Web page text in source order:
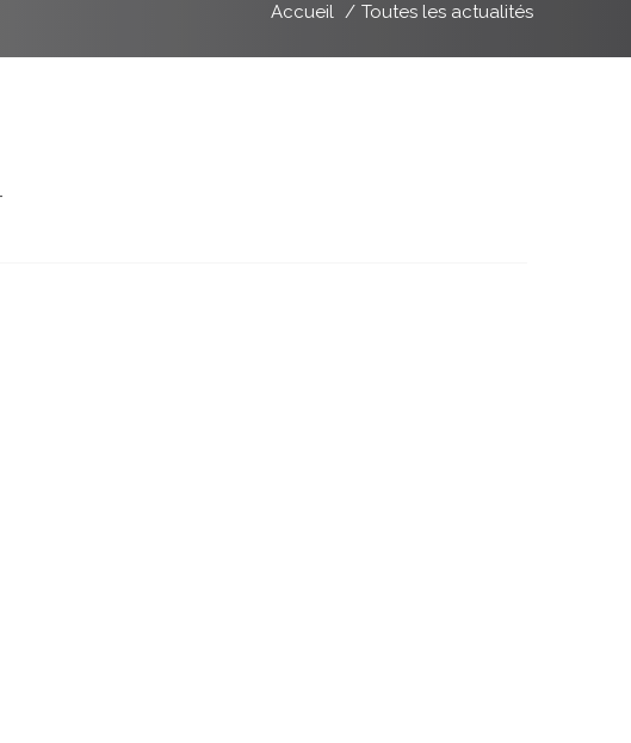
Accueil Toutes les actualités